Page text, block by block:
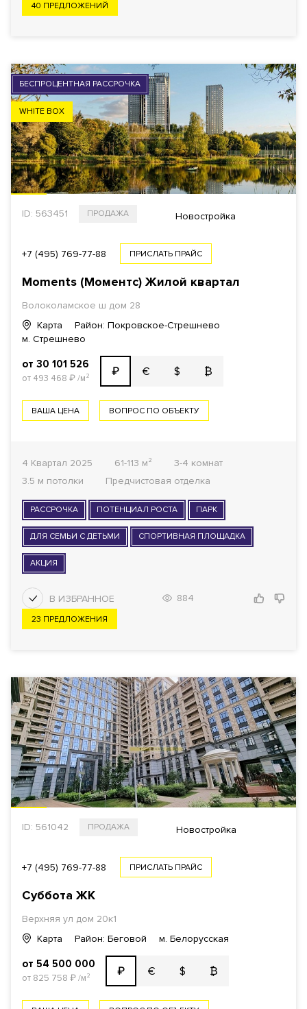
40 ПРЕДЛОЖЕНИЙ
БЕСПРОЦЕНТНАЯ РАССРОЧКА
WHITE BOX
ID: 563451 ПРОДАЖА Новостройка
+7 (495) 769-77-88 ПРИСЛАТЬ ПРАЙС
Moments (Моментс) Жилой квартал
Волоколамское ш дом 28
Карта
Район: Покровское-Стрешнево
м. Стрешнево
от 30 101 526
от 493 468 ₽/м² ₽ € $ ₿
ВАША ЦЕНА ВОПРОС ПО ОБЪЕКТУ
4 Квартал 2025 61-113 м²
3-4 комнат
3.5 м потолки
Предчистовая отделка
РАССРОЧКА ПОТЕНЦИАЛ РОСТА ПАРК
ДЛЯ СЕМЬИ С ДЕТЬМИ СПОРТИВНАЯ ПЛОЩАДКА
АКЦИЯ
884
23 ПРЕДЛОЖЕНИЯ
ID: 561042 ПРОДАЖА Новостройка
+7 (495) 769-77-88 ПРИСЛАТЬ ПРАЙС
Суббота ЖК
Верхняя ул дом 20к1
Карта
Район: Беговой м. Белорусская
от 54 500 000
от 825 758 ₽/м² ₽ € $ ₿